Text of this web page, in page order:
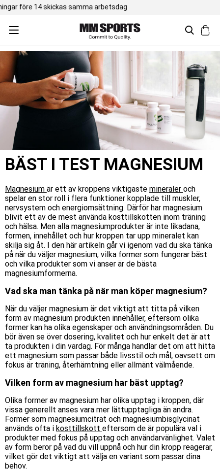
Trustpilot 4,5 / 5
BÄST I TEST MAGNESIUM
Magnesium är ett av kroppens viktigaste mineraler och
spelar en stor roll i flera funktioner kopplade till muskler,
nervsystem och energiomsättning. Därför har magnesium
blivit ett av de mest använda kosttillskotten inom träning
och hälsa. Men alla magnesiumprodukter är inte likadana,
formen, innehållet och hur kroppen tar upp mineralet kan
skilja sig åt. I den här artikeln går vi igenom vad du ska tänka
på när du väljer magnesium, vilka former som fungerar bäst
och vilka produkter som vi anser är de bästa
magnesiumformerna.
Vad ska man tänka på när man köper magnesium?
När du väljer magnesium är det viktigt att titta på vilken
form av magnesium produkten innehåller, eftersom olika
former kan ha olika egenskaper och användningsområden. Du
bör även se över dosering, kvalitet och hur enkelt det är att
ta produkten i din vardag. För många handlar det om att hitta
ett magnesium som passar både livsstil och mål, oavsett om
fokus är träning, återhämtning eller allmänt välmående.
Vilken form av magnesium har bäst upptag?
Olika former av magnesium har olika upptag i kroppen, där
vissa generellt anses vara mer lättupptagliga än andra.
Former som magnesiumcitrat och magnesiumbisglycinat
används ofta i kosttillskott eftersom de är populära val i
produkter med fokus på upptag och användarvänlighet. Valet
av form beror på vad du vill uppnå och hur din kropp reagerar,
vilket gör det viktigt att välja en variant som passar dina
behov.